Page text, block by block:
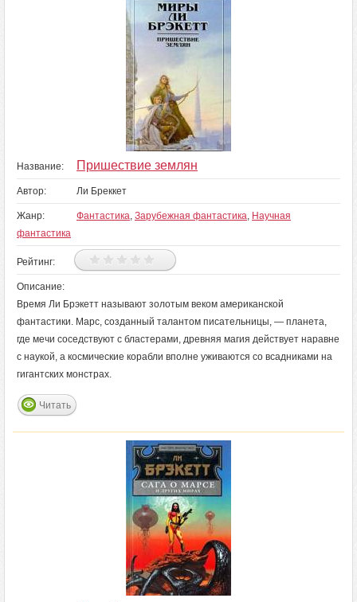
Название: Пришествие землян
Автор: Ли Бреккет
Жанр: Фантастика, Зарубежная фантастика, Научная
фантастика
Рейтинг:
Описание:
Время Ли Брэкетт называют золотым веком американской
фантастики. Марс, созданный талантом писательницы, — планета,
где мечи соседствуют с бластерами, древняя магия действует наравне
с наукой, а космические корабли вполне уживаются со всадниками на
гигантских монстрах.
Читать